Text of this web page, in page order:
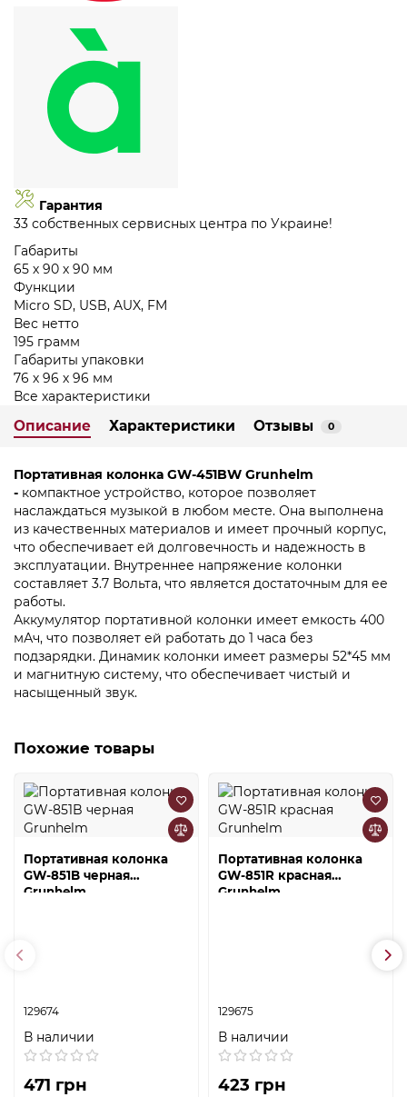
Гарантия
33 собственных сервисных центра по Украине!
Габариты
65 х 90 х 90 мм
Функции
Micro SD, USB, AUX, FM
Вес нетто
195 грамм
Габариты упаковки
76 х 96 х 96 мм
Все характеристики
Описание Характеристики Отзывы 0
Портативная колонка GW-451BW Grunhelm
- компактное устройство, которое позволяет
наслаждаться музыкой в любом месте. Она выполнена
из качественных материалов и имеет прочный корпус,
что обеспечивает ей долговечность и надежность в
эксплуатации. Внутреннее напряжение колонки
составляет 3.7 Вольта, что является достаточным для ее
работы.
Аккумулятор портативной колонки имеет емкость 400
мАч, что позволяет ей работать до 1 часа без
подзарядки. Динамик колонки имеет размеры 52*45 мм
и магнитную систему, что обеспечивает чистый и
насыщенный звук.
Похожие товары
Портативная колонка
GW-851B черная
Grunhelm
129674
В наличии
471 грн
Портативная колонка
GW-851R красная
Grunhelm
129675
В наличии
423 грн